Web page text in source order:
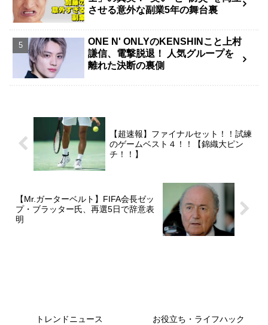
させる意外な副業5年の舞台裏
ONE N' ONLYのKENSHINこと上村
謙信、電撃脱退！ 人気グループを
離れた決断の裏側
【超速報】ファイナルセット！！試練
のゲームベスト４！！【錦織大ピン
チ！！】
【Mr.ガーターベルト】FIFA会長ゼッ
プ・ブラッター氏、再選5日で辞意表
明
トレンドニュース お役立ち・ライフハック